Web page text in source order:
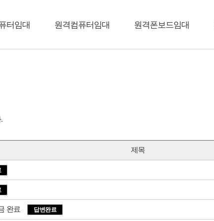
터임대 원격컴퓨터임대 원격폰보드임대
제목
완료 답변완료